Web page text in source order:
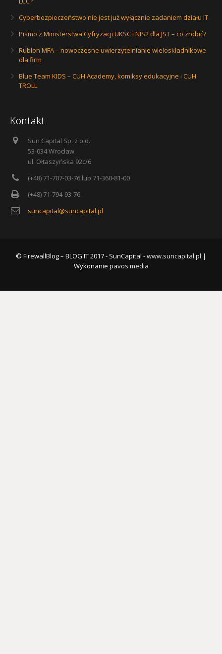
Cyberbezpieczeństwo nie jest już wyłącznie zadaniem działu IT
Pismo z Ministerstwa Cyfryzacji UKSC i NIS2 dla JST – co zrobić?
Rublon MFA – nowoczesne uwierzytelnianie wieloskładnikowe
dla firm
Blue Team KIDS – CUH Academy, komiksy edukacyjne i CUH
TROLL
Kontakt
Sun Capital Sp. z o.o.
53-034 Wrocław
ul. Ołtaszyńska 92c/6
(+48) 71-707-03-76 lub 71-360-81-00
(+48) 71-794-93-76
suncapital@suncapital.pl
© FirewallBlog – BLOG IT 2017 - SunCapital -www.suncapital.pl |
Wykonanie pavos.media